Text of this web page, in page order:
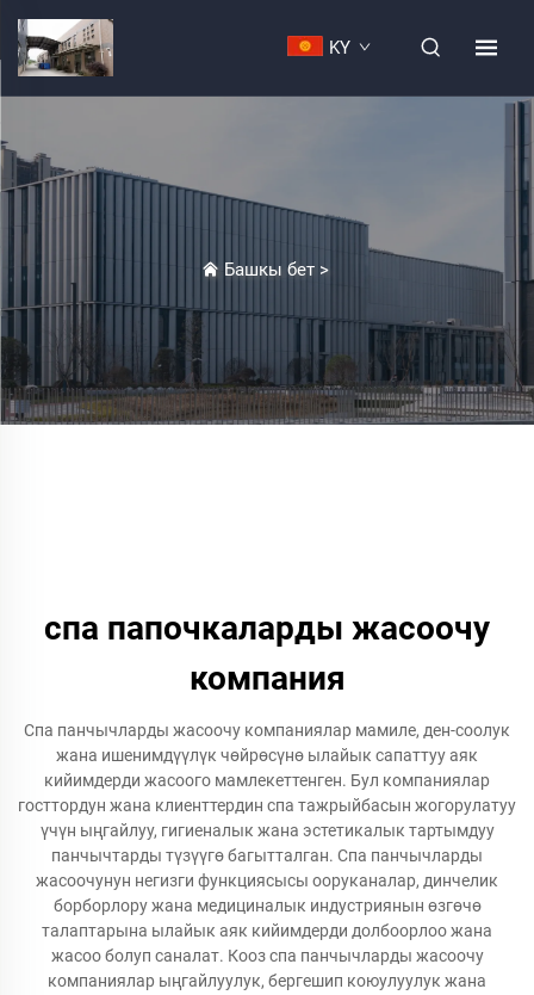
KY
Башкы бет>
спа папочкаларды жасоочу
компания
Спа панчычларды жасоочу компаниялар мамиле, ден-соолук
жана ишенимдүүлүк чөйрөсүнө ылайык сапаттуу аяк
кийимдерди жасоого мамлекеттенген. Бул компаниялар
госттордун жана клиенттердин спа тажрыйбасын жогорулатуу
үчүн ыңгайлуу, гигиеналык жана эстетикалык тартымдуу
панчычтарды түзүүгө багытталган. Спа панчычларды
жасоочунун негизги функциясысы ооруканалар, динчелик
борборлору жана медициналык индустриянын өзгөчө
талаптарына ылайык аяк кийимдерди долбоорлоо жана
жасоо болуп саналат. Кооз спа панчычларды жасоочу
компаниялар ыңгайлуулук, бергешип коюулуулук жана